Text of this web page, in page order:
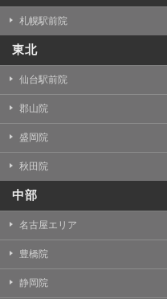
札幌駅前院
東北
仙台駅前院
郡山院
盛岡院
秋田院
中部
名古屋エリア
豊橋院
静岡院